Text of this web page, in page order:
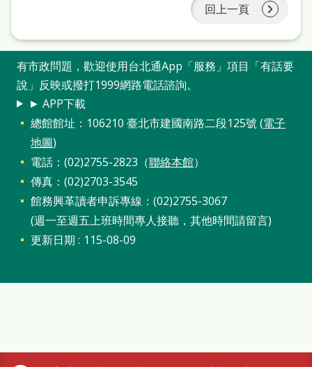
回上一頁
有市政問題，歡迎使用台北通App「服務」項目「有話要
說」反映或撥打1999網路電話諮詢。
► APP下載
總館館址：106210 臺北市建國南路二段125號 (電子
地圖)
電話：(02)2755-2823（聯絡本館）
傳真：(02)2703-3545
館務興革讀者申訴專線：(02)2755-3067
(週一至週五上班時間專人接聽，其他時間請留言)
更新日期
115-08-09